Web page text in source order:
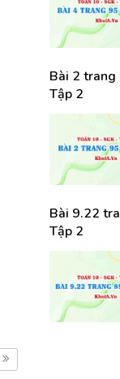
Bài 2 trang
Tập 2
Bài 9.22
Tập 2